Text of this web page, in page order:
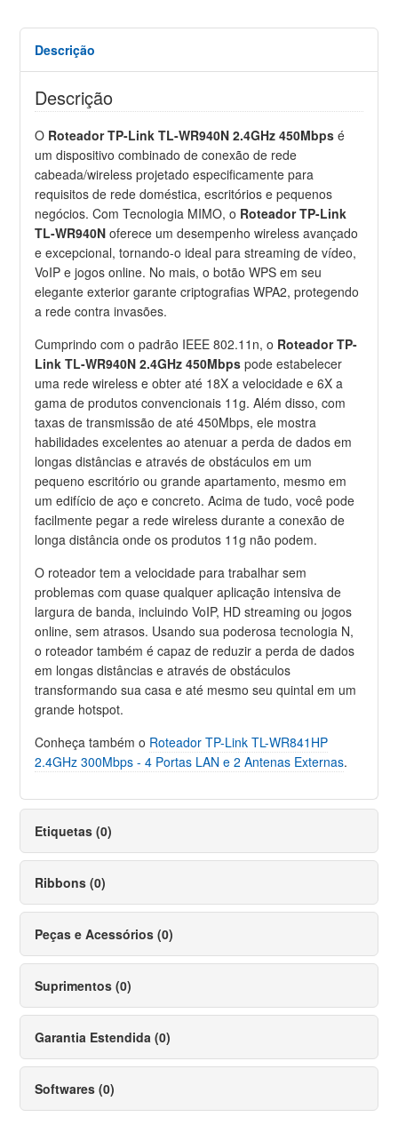
Descrição
Descrição
O Roteador TP-Link TL-WR940N 2.4GHz 450Mbps é
um dispositivo combinado de conexão de rede
cabeada/wireless projetado especificamente para
requisitos de rede doméstica, escritórios e pequenos
negócios. Com Tecnologia MIMO, o Roteador TP-Link
TL-WR940N oferece um desempenho wireless avançado
e excepcional, tornando-o ideal para streaming de vídeo,
VoIP e jogos online. No mais, o botão WPS em seu
elegante exterior garante criptografias WPA2, protegendo
a rede contra invasões.
Cumprindo com o padrão IEEE 802.11n, o Roteador TP-
Link TL-WR940N 2.4GHz 450Mbps pode estabelecer
uma rede wireless e obter até 18X a velocidade e 6X a
gama de produtos convencionais 11g. Além disso, com
taxas de transmissão de até 450Mbps, ele mostra
habilidades excelentes ao atenuar a perda de dados em
longas distâncias e através de obstáculos em um
pequeno escritório ou grande apartamento, mesmo em
um edifício de aço e concreto. Acima de tudo, você pode
facilmente pegar a rede wireless durante a conexão de
longa distância onde os produtos 11g não podem.
O roteador tem a velocidade para trabalhar sem
problemas com quase qualquer aplicação intensiva de
largura de banda, incluindo VoIP, HD streaming ou jogos
online, sem atrasos. Usando sua poderosa tecnologia N,
o roteador também é capaz de reduzir a perda de dados
em longas distâncias e através de obstáculos
transformando sua casa e até mesmo seu quintal em um
grande hotspot.
Conheça também o Roteador TP-Link TL-WR841HP
2.4GHz 300Mbps - 4 Portas LAN e 2 Antenas Externas.
Etiquetas (0)
Ribbons (0)
Peças e Acessórios (0)
Suprimentos (0)
Garantia Estendida (0)
Softwares (0)